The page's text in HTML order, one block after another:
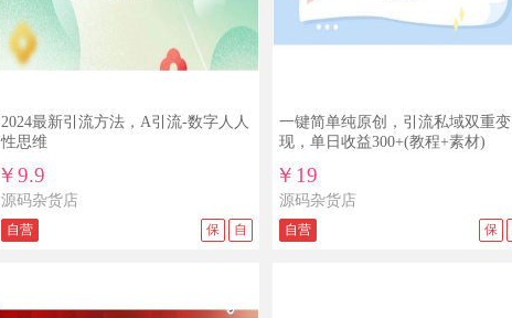
2024最新引流方法，A引流-数字人人
性思维
￥9.9
源码杂货店
自营 自
保
一键简单纯原创，引流私域双重变
现，单日收益300+(教程+素材)
￥19
源码杂货店
自营 保